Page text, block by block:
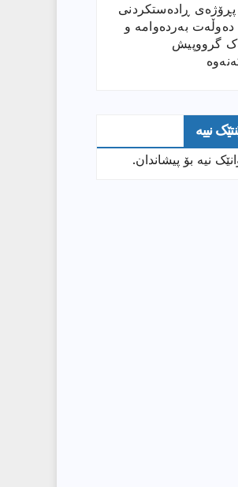
پڕۆژەی ڕادەستكردنی
بەردەوامە و
گرووپیش
نییە
نیە بۆ پیشاندان.